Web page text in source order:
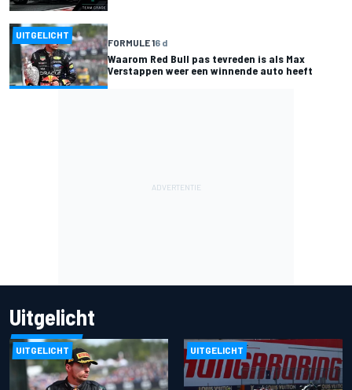
UITGELICHT
FORMULE 16 d
Waarom Red Bull pas tevreden is als Max
Verstappen weer een winnende auto heeft
Uitgelicht
UITGELICHT UITGELICHT